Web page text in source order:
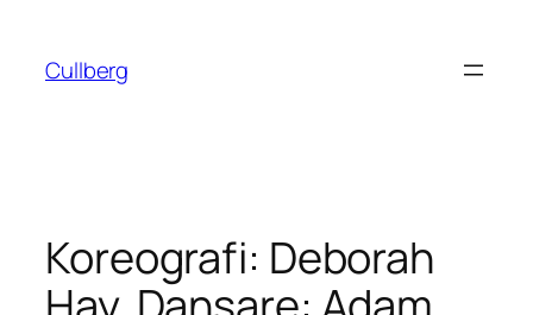
innehåll
Cullberg
Koreografi: Deborah